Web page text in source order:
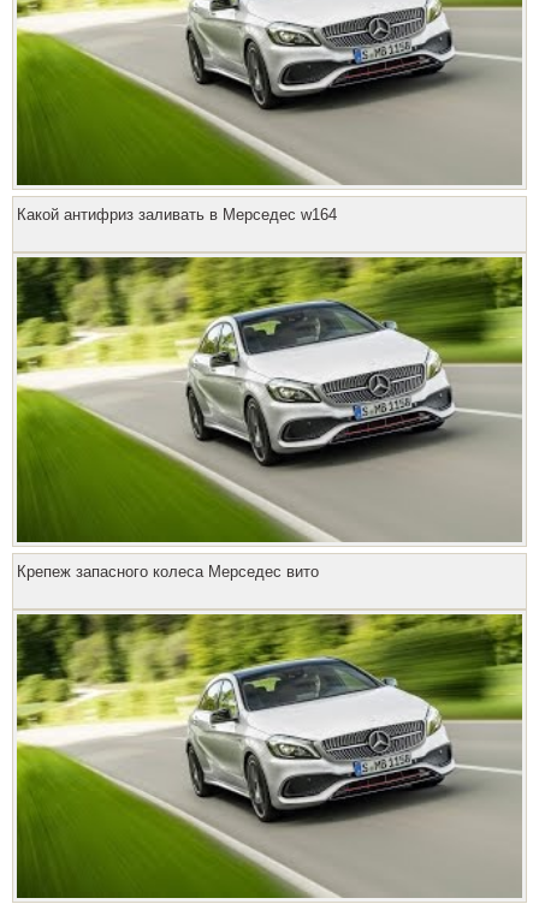
Какой антифриз заливать в Мерседес w164
Крепеж запасного колеса Мерседес вито